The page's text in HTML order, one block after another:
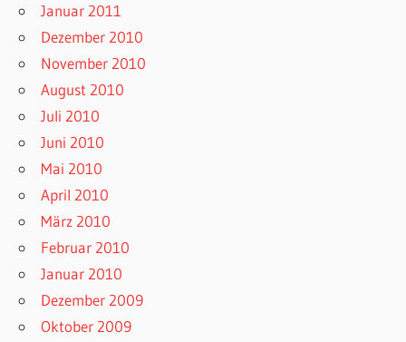
Januar 2011
Dezember 2010
November 2010
August 2010
Juli 2010
Juni 2010
Mai 2010
April 2010
März 2010
Februar 2010
Januar 2010
Dezember 2009
Oktober 2009